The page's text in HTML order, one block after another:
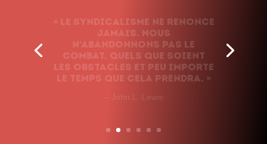
jamais. Nous
n’abandonnons pas le
combat, quels que soient
les obstacles et peu importe
le temps que cela prendra. »